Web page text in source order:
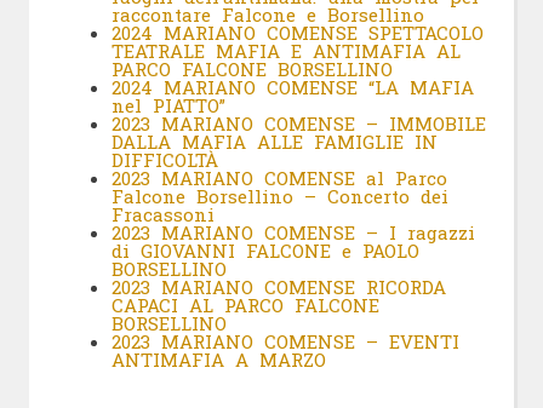
raccontare Falcone e Borsellino
2024 MARIANO COMENSE SPETTACOLO
TEATRALE MAFIA E ANTIMAFIA AL
PARCO FALCONE BORSELLINO
2024 MARIANO COMENSE “LA MAFIA
nel PIATTO”
2023 MARIANO COMENSE – IMMOBILE
DALLA MAFIA ALLE FAMIGLIE IN
DIFFICOLTÀ
2023 MARIANO COMENSE al Parco
Falcone Borsellino – Concerto dei
Fracassoni
2023 MARIANO COMENSE – I ragazzi
di GIOVANNI FALCONE e PAOLO
BORSELLINO
2023 MARIANO COMENSE RICORDA
CAPACI AL PARCO FALCONE
BORSELLINO
2023 MARIANO COMENSE – EVENTI
ANTIMAFIA A MARZO